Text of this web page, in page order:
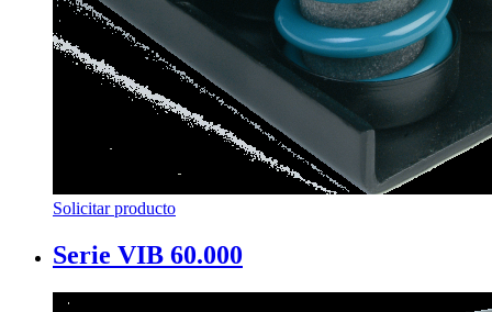
Solicitar producto
Serie VIB 60.000